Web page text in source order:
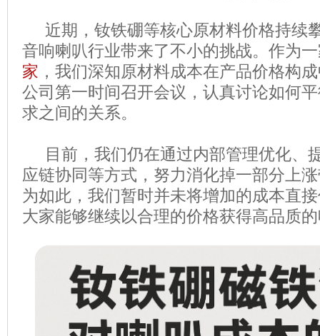
近期，钕铁硼等核心原材料价格持续
音响喇叭行业带来了不小的挑战。作为
家 ，我们深知原材料成本在产品价格构
公司第一时间召开会议，认真讨论如何
求之间的关系。
目前，我们仍在通过内部管理优化、
应链协同等方式，努力消化掉一部分上
为如此，我们暂时并未将增加的成本直
大家能够继续以合理的价格获得高品质